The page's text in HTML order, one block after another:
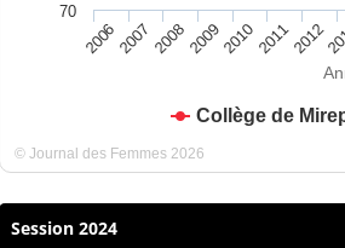
Collège de
2006200720082009201020112012
70
© Journal des Femmes 2026
Session 2024